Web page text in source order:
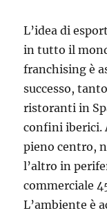
L’idea di
in tutto il
franchising è
successo,
ristoranti in
confini iberici.
pieno centro,
l’altro in
commerciale
L’ambiente è